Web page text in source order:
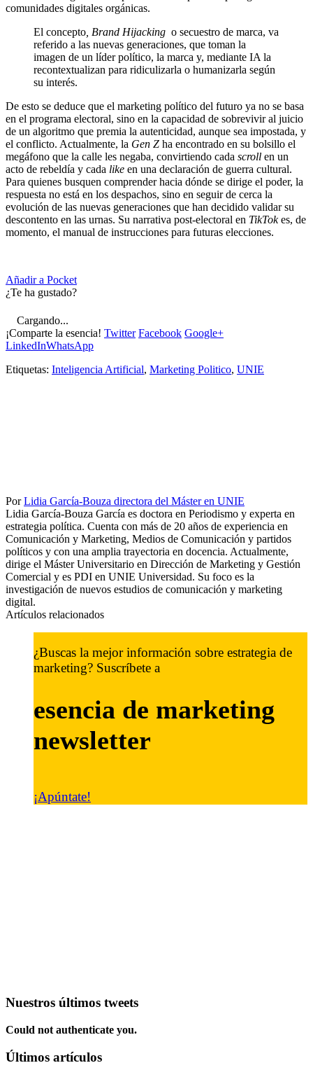
comunidades digitales orgánicas.
El concepto , Brand Hijacking o secuestro de marca, va
referido a las nuevas generaciones, que toman la
imagen de un líder político, la marca y, mediante IA la
recontextualizan para ridiculizarla o humanizarla según
su interés.
De esto se deduce que el marketing político del futuro ya no se basa
en el programa electoral, sino en la capacidad de sobrevivir al juicio
de un algoritmo que premia la autenticidad, aunque sea impostada, y
el conflicto. Actualmente, la Gen Z ha encontrado en su bolsillo el
megáfono que la calle les negaba, convirtiendo cada scroll en un
acto de rebeldía y cada like en una declaración de guerra cultural.
Para quienes busquen comprender hacia dónde se dirige el poder, la
respuesta no está en los despachos, sino en seguir de cerca la
evolución de las nuevas generaciones que han decidido validar su
descontento en las urnas. Su narrativa post-electoral en TikTokes, de
momento, el manual de instrucciones para futuras elecciones.
Añadir a Pocket
¿Te ha gustado?
Cargando...
¡Comparte la esencia! Twitter Facebook Google+
LinkedInWhatsApp
Etiquetas: Inteligencia Artificial, Marketing Politico, UNIE
PorLidia García-Bouza directora del Máster en UNIE
Lidia García-Bouza García es doctora en Periodismo y experta en
estrategia política. Cuenta con más de 20 años de experiencia en
Comunicación y Marketing, Medios de Comunicación y partidos
políticos y con una amplia trayectoria en docencia. Actualmente,
dirige el Máster Universitario en Dirección de Marketing y Gestión
Comercial y es PDI en UNIE Universidad. Su foco es la
investigación de nuevos estudios de comunicación y marketing
digital.
Artículos relacionados
¿Buscas la mejor información sobre estrategia de
marketing? Suscríbete a
esencia de marketing
newsletter
¡Apúntate!
Nuestros últimos tweets
Could not authenticate you.
Últimos artículos